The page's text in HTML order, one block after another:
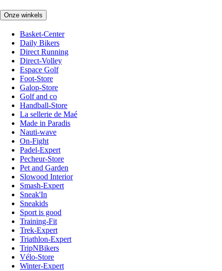
Onze winkels
Basket-Center
Daily Bikers
Direct Running
Direct-Volley
Espace Golf
Foot-Store
Galop-Store
Golf and co
Handball-Store
La sellerie de Maé
Made in Paradis
Nauti-wave
On-Fight
Padel-Expert
Pecheur-Store
Pet and Garden
Slowood Interior
Smash-Expert
Sneak'In
Sneakids
Sport is good
Training-Fit
Trek-Expert
Triathlon-Expert
TripNBikers
Vélo-Store
Winter-Expert